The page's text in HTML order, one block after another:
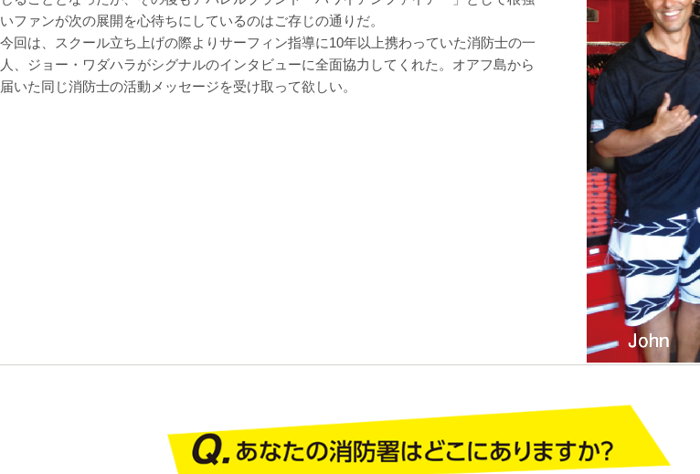
いファンが次の展開を心待ちにしているのはご存じの通りだ。
今回は、スクール立ち上げの際よりサーフィン指導に10年以上携わっていた消防士の一
人、ジョー・ワダハラがシグナルのインタビューに全面協力してくれた。オアフ島から
届いた同じ消防士の活動メッセージを受け取って欲しい。